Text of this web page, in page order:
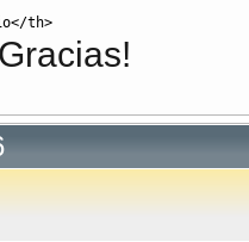
th>
th>